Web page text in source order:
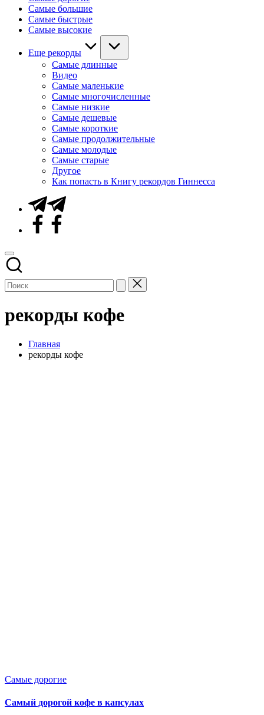
Самые большие
Самые быстрые
Самые высокие
Еще рекорды
Самые длинные
Видео
Самые маленькие
Самые многочисленные
Самые низкие
Самые дешевые
Самые короткие
Самые продолжительные
Самые молодые
Самые старые
Другое
Как попасть в Книгу рекордов Гиннесса
Telegram
Facebook
рекорды кофе
Главная
рекорды кофе
Опубликовано
Самые дорогие
Самый дорогой кофе в капсулах